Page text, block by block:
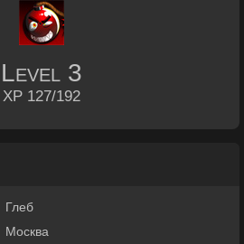
Level 3
XP 127/192
Глеб
Москва